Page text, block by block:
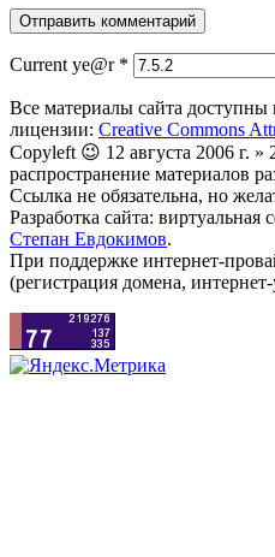
Current ye@r *
Все материалы сайта
лицензии: Creative Commons
Copyleft 😉 12 августа 2006 г.
распространение материалов
Ссылка не обязательна, но
Разработка сайта:
Степан Евдокимов.
При поддержке интернет-
(регистрация домена,